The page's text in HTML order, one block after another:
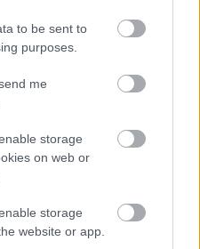
to be sent to
purposes.
me
storage
on web or
storage
website or app.
ilyen körülményekről
a Szolnok–Kecskemét
fordult: több száz